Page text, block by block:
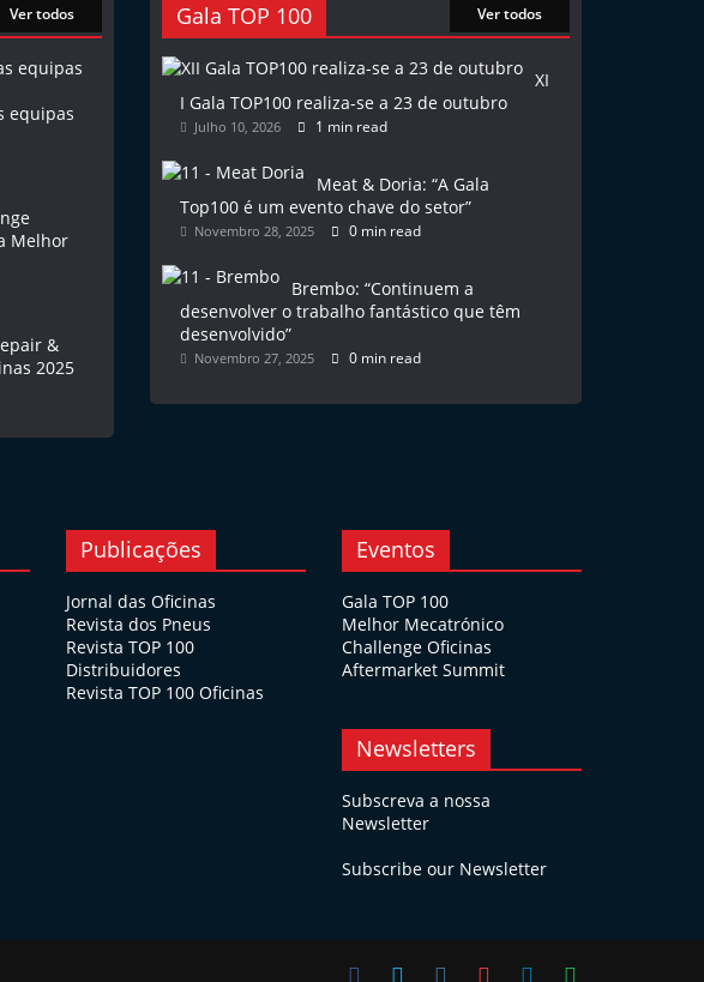
Ver todos
equipas
Melhor
&
2025
Gala TOP 100 Ver todos
XI
I Gala TOP100 realiza-se a 23 de outubro
Julho 10, 2026 1 min read
Meat & Doria: “A Gala
Top100 é um evento chave do setor”
Novembro 28, 2025 0 min read
Brembo: “Continuem a
desenvolver o trabalho fantástico que têm
desenvolvido”
Novembro 27, 2025 0 min read
Publicações
Jornal das Oficinas
Revista dos Pneus
Revista TOP 100
Distribuidores
Revista TOP 100 Oficinas
Eventos
Gala TOP 100
Melhor Mecatrónico
Challenge Oficinas
Aftermarket Summit
Newsletters
Subscreva a nossa
Newsletter
Subscribe our Newsletter